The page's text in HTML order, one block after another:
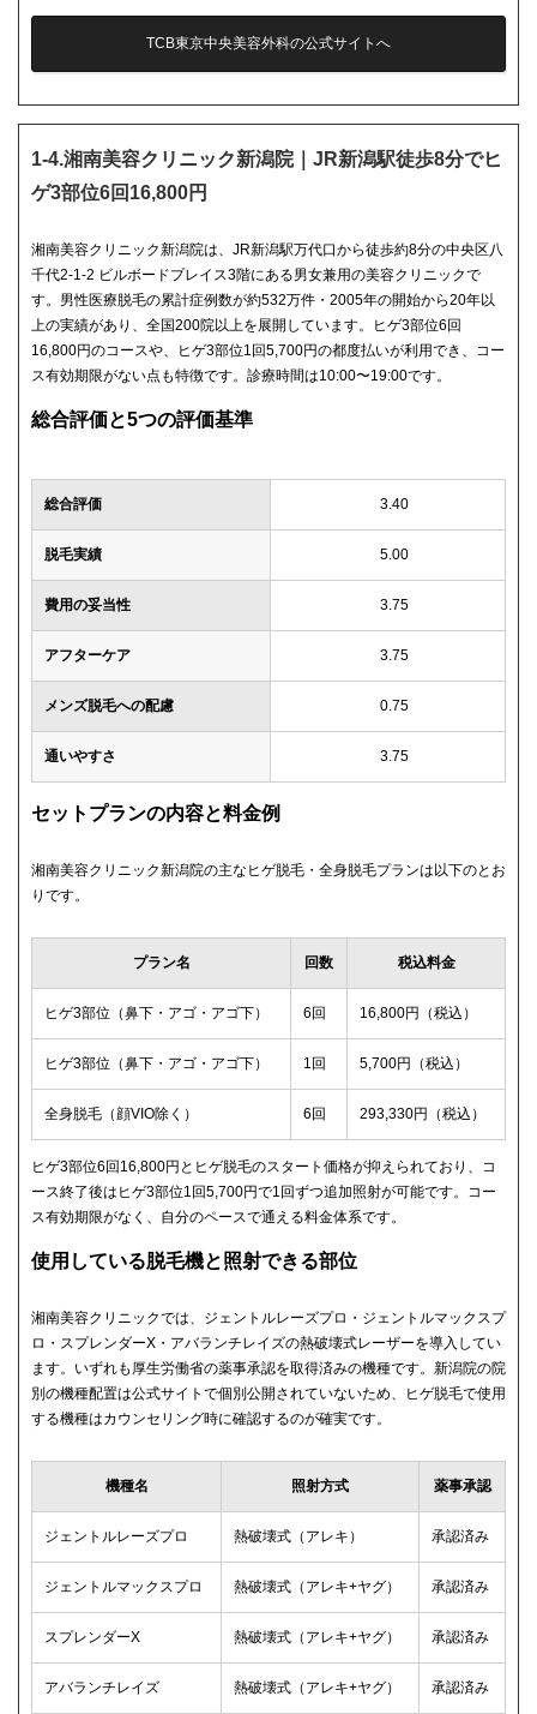
TCB東京中央美容外科の公式サイトへ
1-4.湘南美容クリニック新潟院｜JR新潟駅徒歩8分でヒ
ゲ3部位6回16,800円
湘南美容クリニック新潟院は、JR新潟駅万代口から徒歩約8分の中央区八
千代2-1-2 ビルボードプレイス3階にある男女兼用の美容クリニックで
す。男性医療脱毛の累計症例数が約532万件・2005年の開始から20年以
上の実績があり、全国200院以上を展開しています。ヒゲ3部位6回
16,800円のコースや、ヒゲ3部位1回5,700円の都度払いが利用でき、コー
ス有効期限がない点も特徴です。診療時間は10:00〜19:00です。
総合評価と5つの評価基準
総合評価 3.40
脱毛実績 5.00
費用の妥当性 3.75
アフターケア 3.75
メンズ脱毛への配慮 0.75
通いやすさ 3.75
セットプランの内容と料金例
湘南美容クリニック新潟院の主なヒゲ脱毛・全身脱毛プランは以下のとお
りです。
プラン名 回数 税込料金
ヒゲ3部位（鼻下・アゴ・アゴ下） 6回 16,800円（税込）
ヒゲ3部位（鼻下・アゴ・アゴ下） 1回 5,700円（税込）
全身脱毛（顔VIO除く） 6回 293,330円（税込）
ヒゲ3部位6回16,800円とヒゲ脱毛のスタート価格が抑えられており、コ
ース終了後はヒゲ3部位1回5,700円で1回ずつ追加照射が可能です。コー
ス有効期限がなく、自分のペースで通える料金体系です。
使用している脱毛機と照射できる部位
湘南美容クリニックでは、ジェントルレーズプロ・ジェントルマックスプ
ロ・スプレンダーX・アバランチレイズの熱破壊式レーザーを導入してい
ます。いずれも厚生労働省の薬事承認を取得済みの機種です。新潟院の院
別の機種配置は公式サイトで個別公開されていないため、ヒゲ脱毛で使用
する機種はカウンセリング時に確認するのが確実です。
機種名 照射方式 薬事承認
ジェントルレーズプロ 熱破壊式（アレキ） 承認済み
ジェントルマックスプロ 熱破壊式（アレキ+ヤグ） 承認済み
スプレンダーX 熱破壊式（アレキ+ヤグ） 承認済み
アバランチレイズ 熱破壊式（アレキ+ヤグ） 承認済み